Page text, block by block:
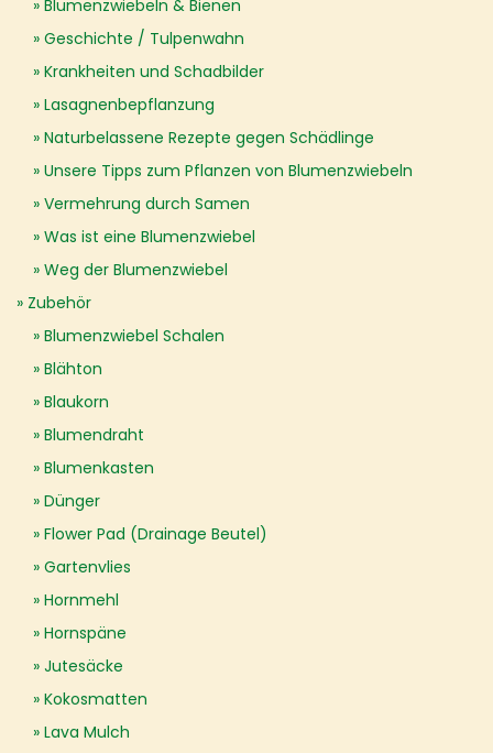
Blumenzwiebeln & Bienen
Geschichte / Tulpenwahn
Krankheiten und Schadbilder
Lasagnenbepflanzung
Naturbelassene Rezepte gegen Schädlinge
Unsere Tipps zum Pflanzen von Blumenzwiebeln
Vermehrung durch Samen
Was ist eine Blumenzwiebel
Weg der Blumenzwiebel
Zubehör
Blumenzwiebel Schalen
Blähton
Blaukorn
Blumendraht
Blumenkasten
Dünger
Flower Pad (Drainage Beutel)
Gartenvlies
Hornmehl
Hornspäne
Jutesäcke
Kokosmatten
Lava Mulch